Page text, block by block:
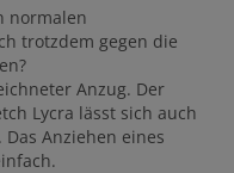
normalen
trotzdem gegen die
Anzug. Der
Lycra lässt sich auch
Anziehen eines